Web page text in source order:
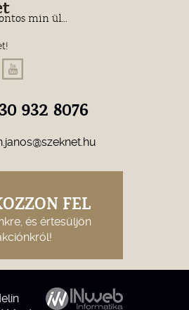
min ül...
932 8076
FEL
és értesüljön